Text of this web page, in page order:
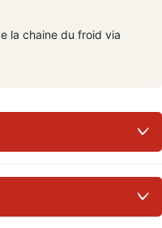
la chaine du froid via